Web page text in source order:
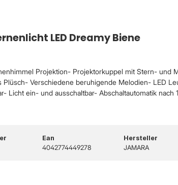
LED Dreamy Biene
Projektion- Projektorkuppel mit Stern- und
Plüsch- Verschiedene beruhigende Melodien- LED
Licht ein- und ausschaltbar- Abschaltautomatik nach
Ean
4042774449278
Hersteller
JAMARA